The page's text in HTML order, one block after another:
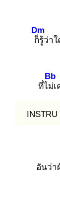
ก็รู้
Dm
ว่า
ที่ไม่เ
Bb
INSTRU
อันว่า